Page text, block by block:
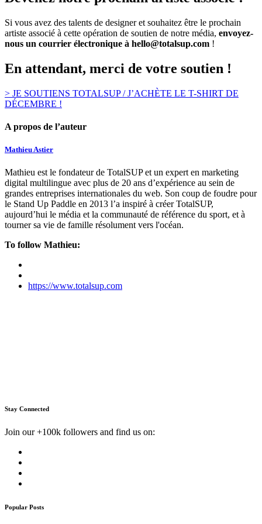
Si vous avez des talents de designer et souhaitez être le prochain
artiste associé à cette opération de soutien de notre média, envoyez-
nous un courrier électronique à hello@totalsup.com !
En attendant, merci de votre soutien !
> JE SOUTIENS TOTALSUP / J’ACHÈTE LE T-SHIRT DE
DÉCEMBRE !
A propos de l’auteur
Mathieu Astier
Mathieu est le fondateur de TotalSUP et un expert en marketing
digital multilingue avec plus de 20 ans d’expérience au sein de
grandes entreprises internationales du web. Son coup de foudre pour
le Stand Up Paddle en 2013 l’a inspiré à créer TotalSUP,
aujourd’hui le média et la communauté de référence du sport, et à
tourner sa vie de famille résolument vers l'océan.
To follow Mathieu:
https://www.totalsup.com
Stay Connected
Join our +100k followers and find us on:
Popular Posts